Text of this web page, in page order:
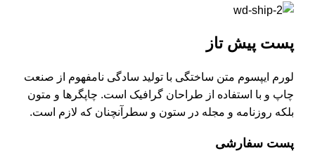
پست پیش تاز
لورم ایپسوم متن ساختگی با تولید سادگی نامفهوم از صنعت
چاپ و با استفاده از طراحان گرافیک است. چاپگرها و متون
بلکه روزنامه و مجله در ستون و سطرآنچنان که لازم است.
پست سفارشی